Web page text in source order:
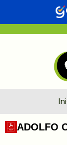
ADOLFO